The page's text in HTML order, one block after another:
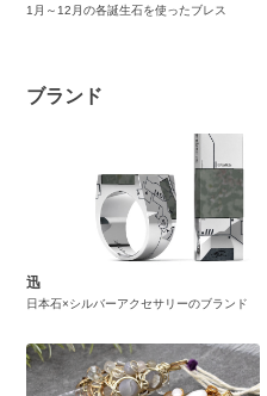
1月～12月の各誕生石を使ったブレス
ブランド
迅
日本石×シルバーアクセサリーのブランド